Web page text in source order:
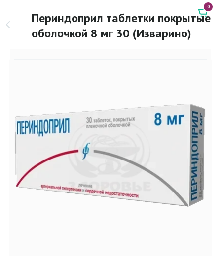
Периндоприл таблетки покрытые
оболочкой 8 мг 30 (Изварино)
0